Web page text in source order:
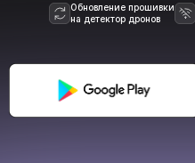
Обновление прошивки
на детектор дронов